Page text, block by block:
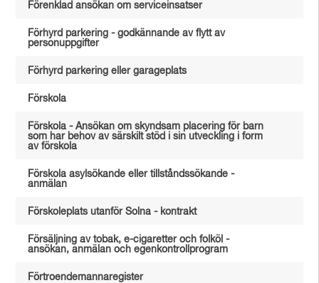
Förenklad ansökan om serviceinsatser
Förhyrd parkering - godkännande av flytt av
personuppgifter
Förhyrd parkering eller garageplats
Förskola
Förskola - Ansökan om skyndsam placering för barn
som har behov av särskilt stöd i sin utveckling i form
av förskola
Förskola asylsökande eller tillståndssökande -
anmälan
Förskoleplats utanför Solna - kontrakt
Försäljning av tobak, e-cigaretter och folköl -
ansökan, anmälan och egenkontrollprogram
Förtroendemannaregister